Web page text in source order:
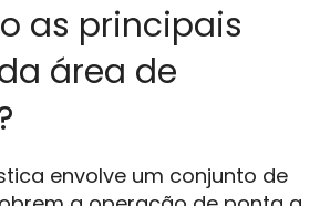
as principais
área de
envolve um conjunto de